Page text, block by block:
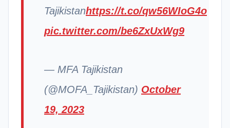
Tajikistanhttps://t.co/qw56WIoG4o
pic.twitter.com/be6ZxUxWg9
— MFA Tajikistan
(@MOFA_Tajikistan) October
19, 2023